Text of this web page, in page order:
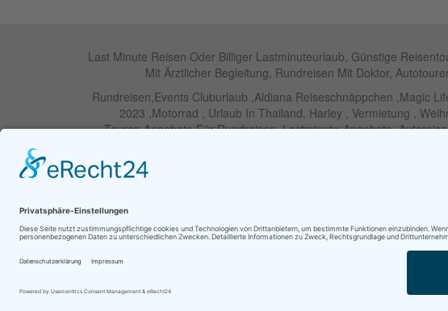
Last Minute Reisen Oder Billiger Lastminuteurlaub, Günstige
Mit Ärztlicher Begleitung, Rundreisen Mit Doktor,
Rundreisen,Events Cluburlaub ,Aldiana Reiseschnäppchen ,Magic
2023 ,Motorrad , Urlaub In Thailand, Harley , Vermietung ,
Touren,Angebote Für Rundreisen ,Lastminute-Angebote
© Ihre Reiseagentur GmbH |